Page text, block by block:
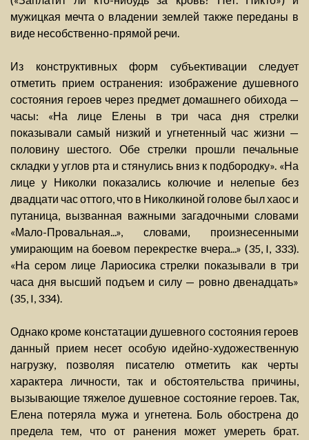
мужицкая мечта о владении землей также переданы в
виде несобственно-прямой речи.
Из конструктивных форм субъективации следует
отметить прием остранения: изображение душевного
состояния героев через предмет домашнего обихода —
часы: «На лице Елены в три часа дня стрелки
показывали самый низкий и угнетенный час жизни —
половину шестого. Обе стрелки прошли печальные
складки у углов рта и стянулись вниз к подбородку». «На
лице у Николки показались колючие и нелепые без
двадцати час оттого, что в Николкиной голове был хаос и
путаница, вызванная важными загадочными словами
«Мало-Провальная...», словами, произнесенными
умирающим на боевом перекрестке вчера...» (35, I, 333).
«На сером лице Лариосика стрелки показывали в три
часа дня высший подъем и силу — ровно двенадцать»
(35, I, 334).
Однако кроме констатации душевного состояния героев
данный прием несет особую идейно-художественную
нагрузку, позволяя писателю отметить как черты
характера личности, так и обстоятельства причины,
вызывающие тяжелое душевное состояние героев. Так,
Елена потеряла мужа и угнетена. Боль обострена до
предела тем, что от ранения может умереть брат.